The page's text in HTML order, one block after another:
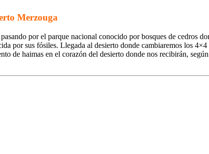
Merzouga
por el parque nacional conocido por bosques de cedros
por sus fósiles. Llegada al desierto donde cambiaremos los
de haimas en el corazón del desierto donde nos recibirán,